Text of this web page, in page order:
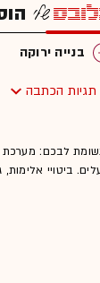
בנייה ירוקה
תגיות הכתבה
לבכם: מערכת
ביטויי